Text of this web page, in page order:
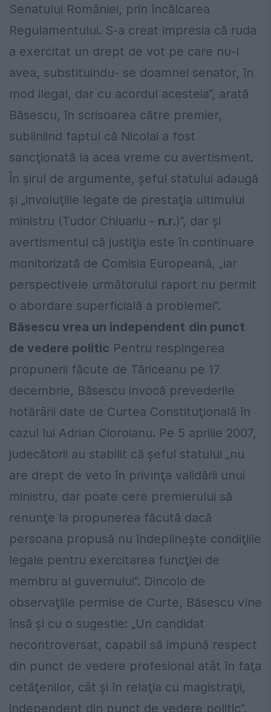
Senatului României, prin încălcarea
Regulamentului. S-a creat impresia că ruda
a exercitat un drept de vot pe care nu-l
avea, substituindu- se doamnei senator, în
mod ilegal, dar cu acordul acesteia“, arată
Băsescu, în scrisoarea către premier,
subliniind faptul că Nicolai a fost
sancţionată la acea vreme cu avertisment.
În şirul de argumente, şeful statului adaugă
şi „involuţiile legate de prestaţia ultimului
ministru (Tudor Chiuariu - n.r.)“, dar şi
avertismentul că justiţia este în continuare
monitorizată de Comisia Europeană, „iar
perspectivele următorului raport nu permit
o abordare superficială a problemei“.
Băsescu vrea un independent din punct
de vedere politic Pentru respingerea
propunerii făcute de Tăriceanu pe 17
decembrie, Băsescu invocă prevederile
hotărârii date de Curtea Constituţională în
cazul lui Adrian Cioroianu. Pe 5 aprilie 2007,
judecătorii au stabilit că şeful statului „nu
are drept de veto în privinţa validării unui
ministru, dar poate cere premierului să
renunţe la propunerea făcută dacă
persoana propusă nu îndeplineşte condiţiile
legale pentru exercitarea funcţiei de
membru al guvernului“. Dincolo de
observaţiile permise de Curte, Băsescu vine
însă şi cu o sugestie: „Un candidat
necontroversat, capabil să impună respect
din punct de vedere profesional atât în faţa
cetăţenilor, cât şi în relaţia cu magistraţii,
independent din punct de vedere politic“.